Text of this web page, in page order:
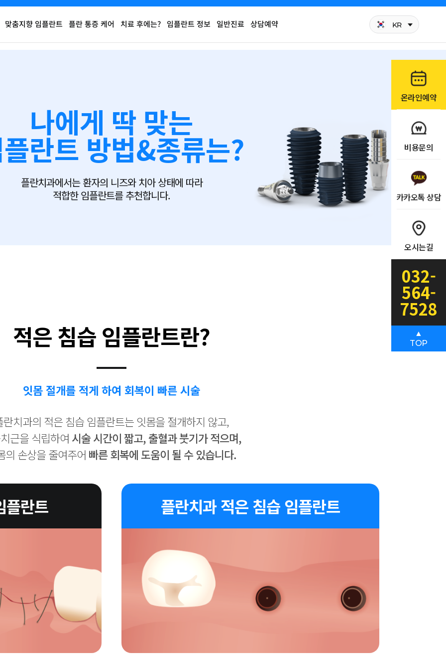
맞춤지향 임플란트 플란 통증 케어 치료 후에는? 임플란트 정보 일반진료 상담예약 KR
나에게 딱 맞는
란트 방법&종류는?
플란치과에서는 환자의 니즈와 치아 상태에 따라
적합한 임플란트를 추천합니다.
적은 침습 임플란트란?
잇몸 절개를 적게 하여 회복이 빠른 시술
란치과의 적은 침습 임플란트는 잇몸을 절개하지 않고,
근을 식립하여 시술 시간이 짧고, 출혈과 붓기가 적으며,
의 손상을 줄여주어 빠른 회복에 도움이 될 수 있습니다.
플란트 플란치과 적은 침습 임플란트
온라인예약
비용문의
카카오톡 상담
오시는길
032-
564-
7528
▲
TOP